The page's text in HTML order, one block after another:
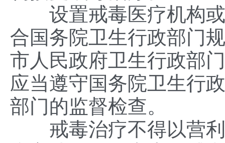
设置戒毒医疗机构或
合国务院卫生行政部门
市人民政府卫生行政部
应当遵守国务院卫生行
部门的监督检查。
戒毒治疗不得以营利